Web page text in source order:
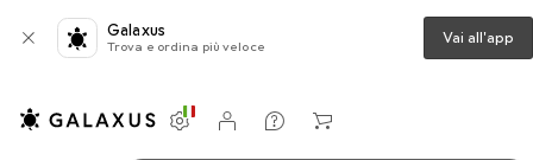
Galaxus
Trova e ordina più veloce Vai all'app
Impostazioni
Conto cliente
Liste di confronto
Liste dei desideri
Carrello